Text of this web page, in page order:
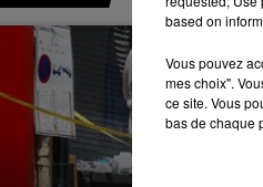
C'EST L'HEURE
based on
Vous pouvez
mes choix".
ce site. Vous
bas de chaque